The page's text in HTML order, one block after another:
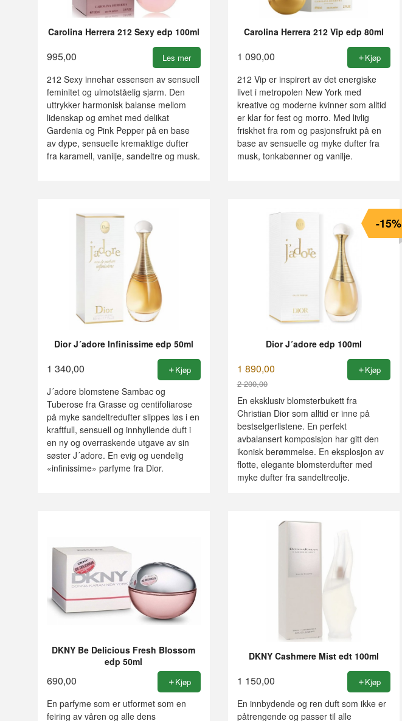
Carolina Herrera 212 Sexy edp 100ml
995,00 Les mer
212 Sexy innehar essensen av sensuell
feminitet og uimotståelig sjarm. Den
uttrykker harmonisk balanse mellom
lidenskap og ømhet med delikat
Gardenia og Pink Pepper på en base
av dype, sensuelle kremaktige dufter
fra karamell, vanilje, sandeltre og musk.
Carolina Herrera 212 Vip edp 80ml
1 090,00 Kjøp
212 Vip er inspirert av det energiske
livet i metropolen New York med
kreative og moderne kvinner som alltid
er klar for fest og morro. Med livlig
friskhet fra rom og pasjonsfrukt på en
base av sensuelle og myke dufter fra
musk, tonkabønner og vanilje.
Dior J´adore Infinissime edp 50ml
1 340,00 Kjøp
J´adore blomstene Sambac og
Tuberose fra Grasse og centifoliarose
på myke sandeltredufter slippes løs i en
kraftfull, sensuell og innhyllende duft i
en ny og overraskende utgave av sin
søster J´adore. En evig og uendelig
«infinissime» parfyme fra Dior.
Dior J´adore edp 100ml
1 890,00
2 200,00
Rabatt
-15%
Kjøp
En eksklusiv blomsterbukett fra
Christian Dior som alltid er inne på
bestselgerlistene. En perfekt
avbalansert komposisjon har gitt den
ikonisk berømmelse. En eksplosjon av
flotte, elegante blomsterdufter med
myke dufter fra sandeltreolje.
DKNY Be Delicious Fresh Blossom
edp 50ml
690,00 Kjøp
En parfyme som er utformet som en
feiring av våren og alle dens
DKNY Cashmere Mist edt 100ml
1 150,00 Kjøp
En innbydende og ren duft som ikke er
påtrengende og passer til alle